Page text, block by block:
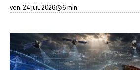
ven. 24 juil. 2026 6 min